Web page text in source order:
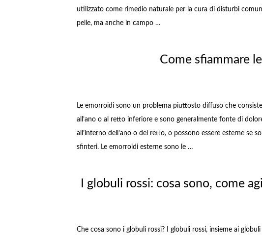
utilizzato come rimedio naturale per la cura di disturbi
pelle, ma anche in campo …
Come sfiammare
Le emorroidi sono un problema piuttosto diffuso che
all’ano o al retto inferiore e sono generalmente fonte di
all’interno dell’ano o del retto, o possono essere esterne se
sfinteri. Le emorroidi esterne sono le …
I globuli rossi: cosa sono, come
Che cosa sono i globuli rossi? I globuli rossi, insieme ai